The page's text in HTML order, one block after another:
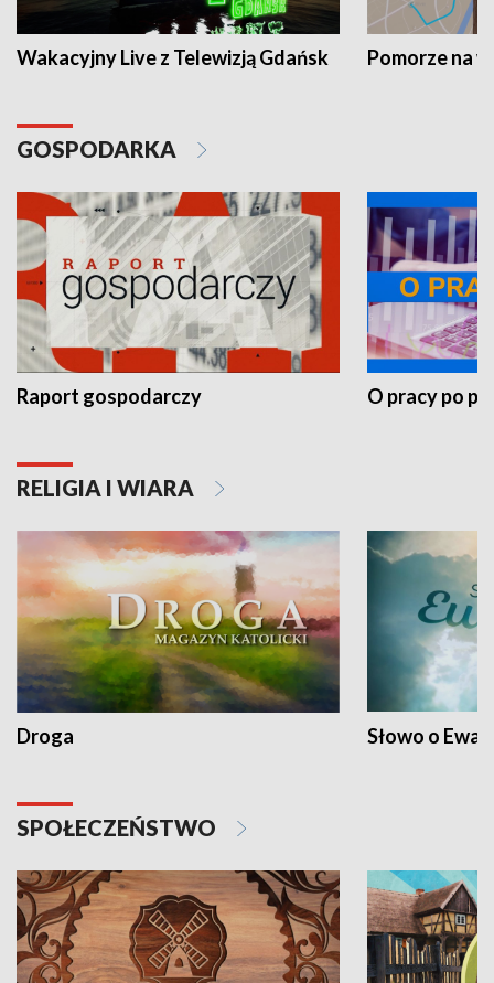
Wakacyjny Live z Telewizją Gdańsk Pomorze na
GOSPODARKA
Raport gospodarczy O pracy po
RELIGIA I WIARA
Droga Słowo o
SPOŁECZEŃSTWO